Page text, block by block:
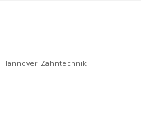
Hannover Zahntechnik